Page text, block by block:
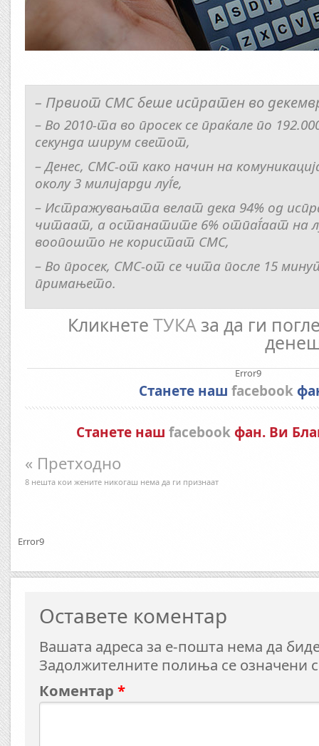
– Првиот СМС беше испратен во
– Во 2010-та во просек се праќале по
секунда ширум светот,
– Денес, СМС-от како начин на
околу 3 милијарди луѓе,
– Истражувањата велат дека 94% од
читаат, а останатите 6% отпаѓаат на
воопошто не користат СМС,
– Во просек, СМС-от се чита после 15
примањето.
Кликнете ТУКАза да ги
Станете наш facebook
Станете наш facebookфан. Ви
« Претходно
8 нешта кои жените никогаш нема да ги признаат
Error9
Error9
Оставете коментар
Вашата адреса за е-пошта нема да
Задолжителните полиња се означени
Коментар *